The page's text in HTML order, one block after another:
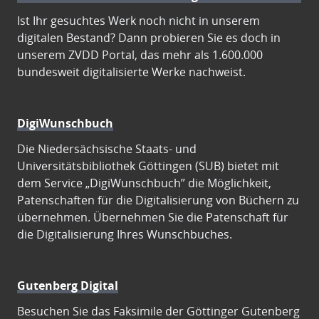
Ist Ihr gesuchtes Werk noch nicht in unserem
digitalen Bestand? Dann probieren Sie es doch in
unserem ZVDD Portal, das mehr als 1.600.000
bundesweit digitalisierte Werke nachweist.
DigiWunschbuch
Die Niedersächsische Staats- und
Universitätsbibliothek Göttingen (SUB) bietet mit
dem Service „DigiWunschbuch” die Möglichkeit,
Patenschaften für die Digitalisierung von Büchern zu
übernehmen. Übernehmen Sie die Patenschaft für
die Digitalisierung Ihres Wunschbuches.
Gutenberg Digital
Besuchen Sie das Faksimile der Göttinger Gutenberg